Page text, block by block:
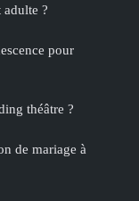
?
pour
théâtre ?
de mariage à